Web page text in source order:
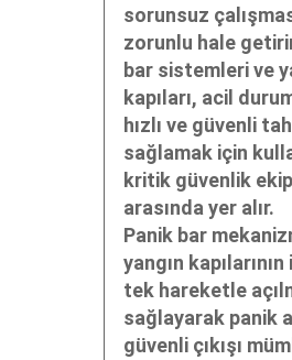
sorunsuz
zorunlu hale
bar sistemleri ve
kapıları, acil
hızlı ve güvenli
sağlamak için
kritik güvenlik
arasında yer alır.
Panik bar
yangın
tek hareketle
sağlayarak panik
güvenli çıkışı